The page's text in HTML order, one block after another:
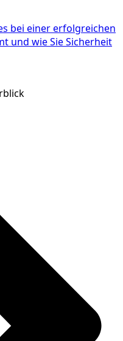
bei einer erfolgreichen
und wie Sie Sicherheit